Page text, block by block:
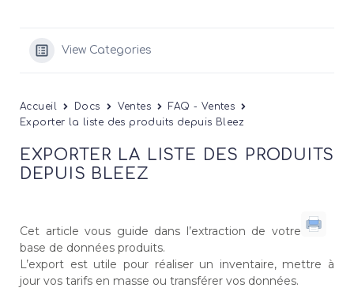
View Categories
Accueil Docs Ventes
FAQ - Ventes
Exporter la liste des produits depuis Bleez
EXPORTER LA LISTE DES PRODUITS
DEPUIS BLEEZ
Cet article vous guide dans l’extraction de votre
base de données produits.
L’export est utile pour réaliser un inventaire, mettre à
jour vos tarifs en masse ou transférer vos données.